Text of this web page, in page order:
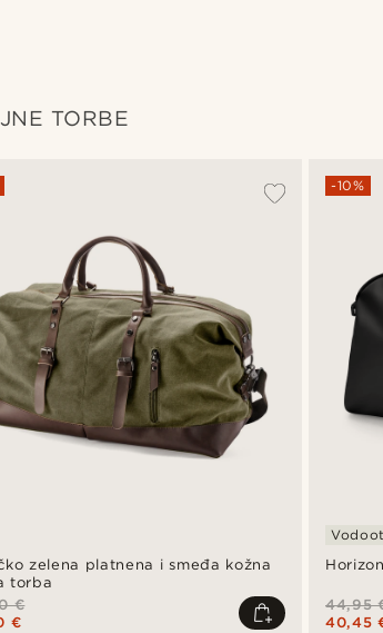
TORBE
zelena platnena i smeđa kožna
torba
€
€
-10%
44,95
40,45